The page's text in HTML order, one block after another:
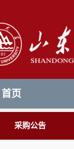
首页
采购公告